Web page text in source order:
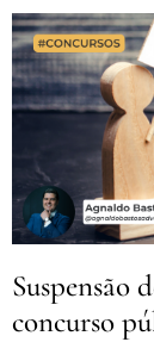
Suspensão
concurso